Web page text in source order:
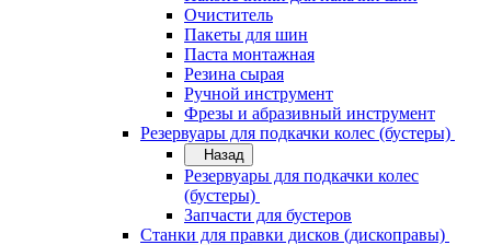
Очиститель
Пакеты для шин
Паста монтажная
Резина сырая
Ручной инструмент
Фрезы и абразивный инструмент
Резервуары для подкачки колес (бустеры)
Назад
Резервуары для подкачки колес
(бустеры)
Запчасти для бустеров
Станки для правки дисков (дископравы)